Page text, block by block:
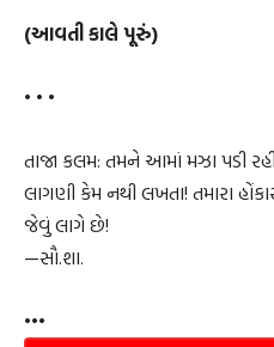
(આવતી કાલે પૂરું)
• • •
તાજા કલમ: તમને આમાં મઝા પડી
લાગણી કેમ નથી લખતા! તમારા
જેવું લાગે છે!
—સૌ.શા.
•••